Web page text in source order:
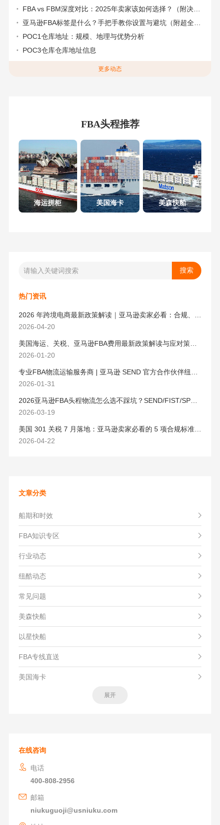
FBA vs FBM深度对比：2025年卖家该如何选择？（附决策流程图）
亚马逊FBA标签是什么？手把手教你设置与避坑（附超全指南）
POC1仓库地址：规模、地理与优势分析
POC3仓库仓库地址信息
更多动态
FBA头程推荐
海运拼柜 美国海卡 美森快船
热门资讯
2026-04-20
美国海运、关税、亚马逊FBA费用最新政策解读与应对策略（2026版）
2026-01-20
2026-01-31
2026亚马逊FBA头程物流怎么选不踩坑？SEND/FIST/SPN官方认证物流商，只有这家敢承诺“准达率第一”
2026-03-19
美国 301 关税 7 月落地：亚马逊卖家必看的 5 项合规标准与稳交付方案
2026-04-22
文章分类
船期和时效
FBA知识专区
行业动态
纽酷动态
常见问题
美森快船
以星快船
FBA专线直送
美国海卡
展开
在线咨询
电话
400-808-2956
邮箱
niukuguoji@usniuku.com